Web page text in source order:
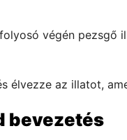
végén pezsgő
élvezze az illatot,
bevezetés